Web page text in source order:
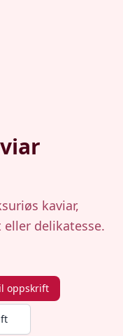
kaviar,
delikatesse.
oppskrift